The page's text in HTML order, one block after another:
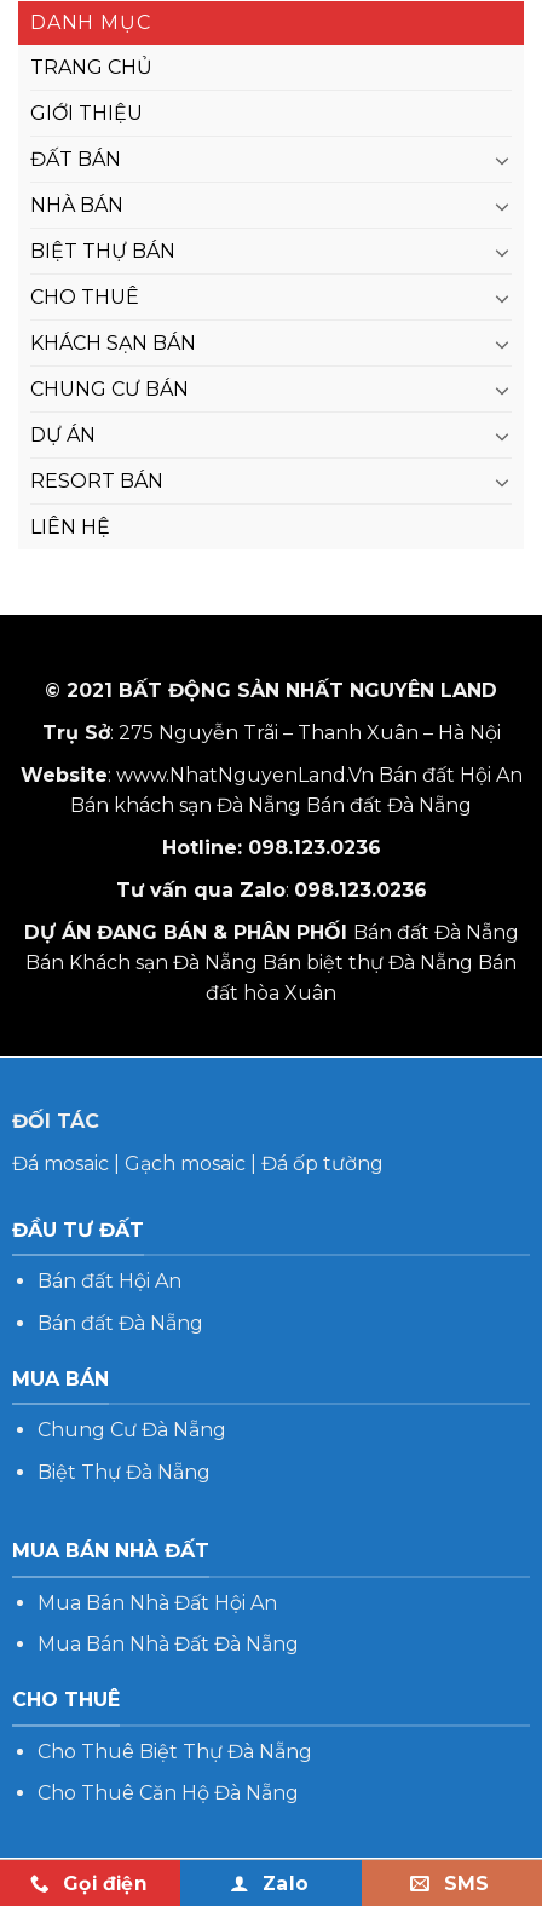
DANH MỤC
TRANG CHỦ
GIỚI THIỆU
ĐẤT BÁN
NHÀ BÁN
BIỆT THỰ BÁN
CHO THUÊ
KHÁCH SẠN BÁN
CHUNG CƯ BÁN
DỰ ÁN
RESORT BÁN
LIÊN HỆ
© 2021 BẤT ĐỘNG SẢN NHẤT NGUYÊN LAND
Trụ Sở: 275 Nguyễn Trãi – Thanh Xuân – Hà Nội
Website: www.NhatNguyenLand.Vn Bán đất Hội An
Bán khách sạn Đà Nẵng Bán đất Đà Nẵng
Hotline: 098.123.0236
Tư vấn qua Zalo: 098.123.0236
DỰ ÁN ĐANG BÁN & PHÂN PHỐI
Bán đất Đà Nẵng
Bán Khách sạn Đà Nẵng Bán biệt thự Đà Nẵng Bán
đất hòa Xuân
ĐỐI TÁC
Đá mosaic| Gạch mosaic| Đá ốp tường
ĐẦU TƯ ĐẤT
Bán đất Hội An
Bán đất Đà Nẵng
MUA BÁN
Chung Cư Đà Nẵng
Biệt Thự Đà Nẵng
MUA BÁN NHÀ ĐẤT
Mua Bán Nhà Đất Hội An
Mua Bán Nhà Đất Đà Nẵng
CHO THUÊ
Cho Thuê Biệt Thự Đà Nẵng
Cho Thuê Căn Hộ Đà Nẵng
Gọi điện Zalo SMS